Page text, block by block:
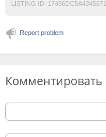
LISTING ID: 17456DC5A4345671
Report problem
Комментировать